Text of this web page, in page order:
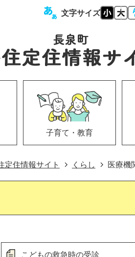
文字サイズ
子育て・教育
定住情報サイト くらし 医療機
こどもの救急時の受診